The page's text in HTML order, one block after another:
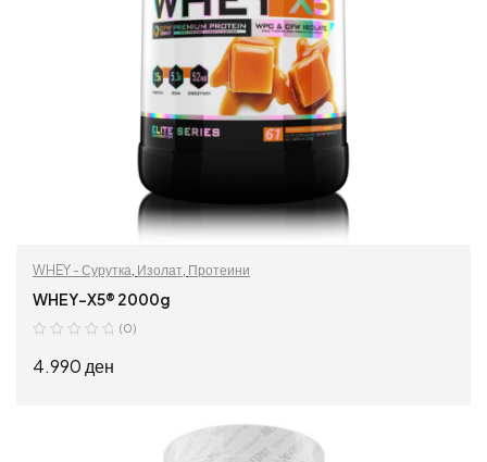
WHEY - Сурутка, Изолат, Протеини
WHEY-X5® 2000g
(0)
4.990 ден
ДОДАЈ ВО КОШНИЦА